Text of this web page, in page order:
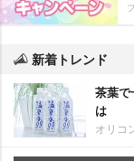
新着トレンド
茶葉で
は
オリコ